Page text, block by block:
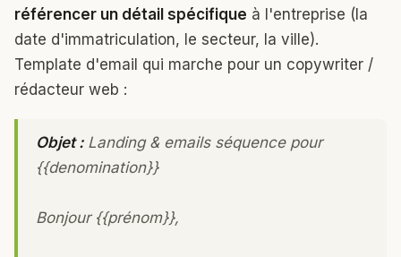
référencer un détail spécifique à l'entreprise (la
date d'immatriculation, le secteur, la ville).
Template d'email qui marche pour un copywriter /
rédacteur web :
Objet :Landing & emails séquence pour
{{denomination}}
Bonjour {{prénom}},